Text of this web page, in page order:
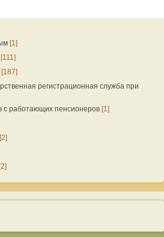
[1]
[111]
[187]
регистрационная служба при
с работающих пенсионеров [1]
[2]
[2]